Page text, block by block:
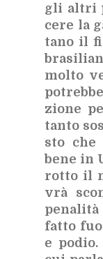
gli al­tri
ce­re la
ta­no il
mol­to
zio­ne
tan­to
sto che
bene in
rot­to il
vrà
fat­to
e